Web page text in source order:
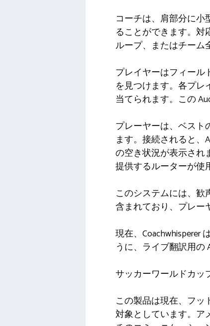
コーチは、肩部分に
ることができます。対
ループ、またはチーム
プレイヤーはフィール
を見つけます。各プレ
当てられます。この
プレーヤーは、ベスト
ます。接続されると、
の空き状況が表示され
提供するルーターが使
このシステムには、
含まれており、プレー
現在、
うに、ライブ翻訳用の
サッカーワールドカッ
この製品は現在、フ
対象としています。ア